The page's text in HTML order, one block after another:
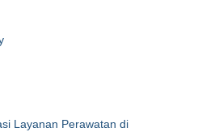
Layanan Perawatan di